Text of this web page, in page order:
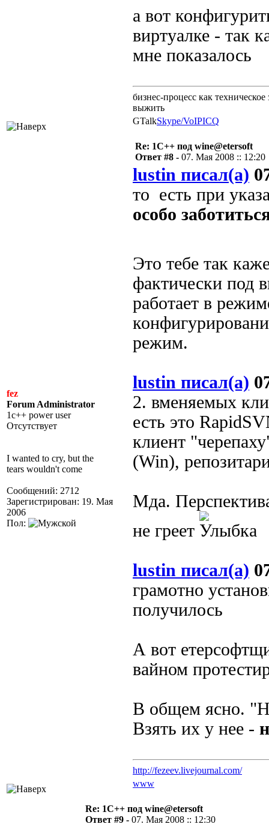
а вот
виртуалке - так
мне показалось
бизнес-процесс как
выжить
GTalkSkype/VoIPICQ
fez
Forum Administrator
1c++ power user
Отсутствует
I wanted to cry, but the
tears wouldn't come
Сообщений: 2712
Зарегистрирован: 19. Мая
2006
Пол:
Re: 1С++ под wine@etersoft
Ответ #8 - 07. Мая 2008 :: 12:20
lustin писал(а)
то есть при
особо
Это тебе так
фактически под
работает в
режим.
lustin писал(а)
2. вменяемых
есть это
клиент
(Win),
Мда.
не греет
lustin писал(а)
грамотно
получилось
А вот
вайном
В общем ясно.
Взять их у нее -
http://fezeev.livejournal.com/
www
Re: 1С++ под wine@etersoft
Ответ #9 - 07. Мая 2008 :: 12:30